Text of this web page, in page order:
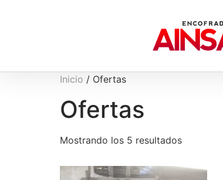
Inicio / Ofertas
Ofertas
Mostrando los 5 resultados